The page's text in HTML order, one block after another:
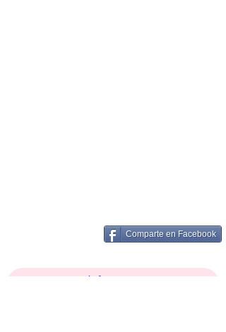
Comparte en Facebook